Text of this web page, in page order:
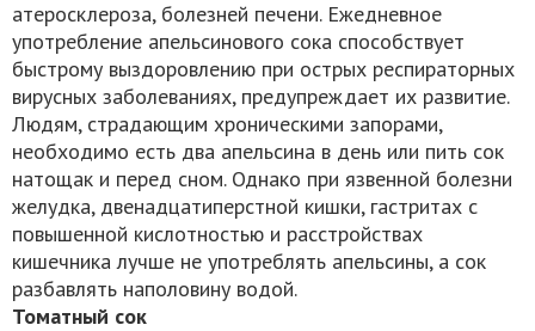
атеросклероза, болезней печени. Ежедневное
употребление апельсинового сока способствует
быстрому выздоровлению при острых респираторных
вирусных заболеваниях, предупреждает их развитие.
Людям, страдающим хроническими запорами,
необходимо есть два апельсина в день или пить сок
натощак и перед сном. Однако при язвенной болезни
желудка, двенадцатиперстной кишки, гастритах с
повышенной кислотностью и расстройствах
кишечника лучше не употреблять апельсины, а сок
разбавлять наполовину водой.
Томатный сок